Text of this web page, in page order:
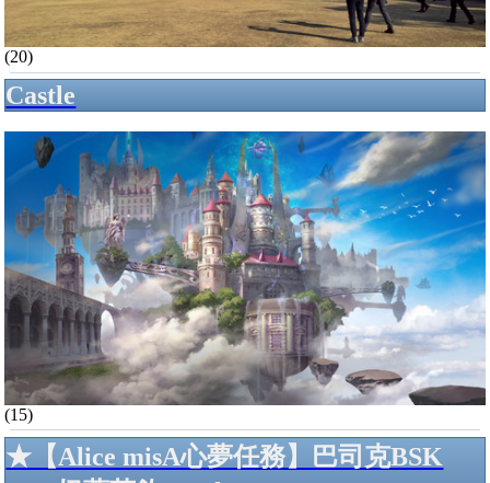
(20)
Castle
(15)
★【Alice misA心夢任務】巴司克BSK